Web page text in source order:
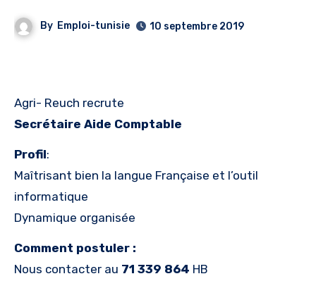
By Emploi-tunisie 10 septembre 2019
Agri- Reuch recrute
Secrétaire Aide Comptable
Profil:
Maîtrisant bien la langue Française et l’outil
informatique
Dynamique organisée
Comment postuler :
Nous contacter au 71 339 864 HB